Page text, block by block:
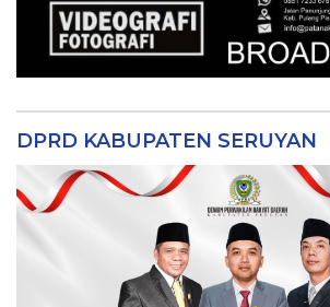
DPRD KABUPATEN SERUYAN